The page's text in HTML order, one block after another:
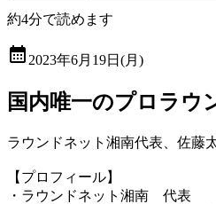
約4分で読めます
2023年6月19日(月)
国内唯一のプロラウ
ラウンドネット湘南代表、佐藤
【プロフィール】
・ラウンドネット湘南 代表